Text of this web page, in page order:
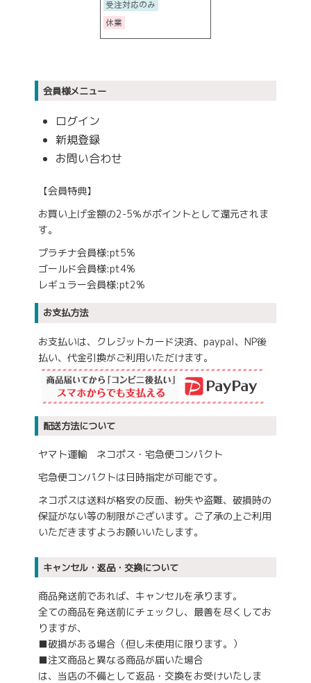
会員様メニュー
ログイン
新規登録
お問い合わせ
【会員特典】
お買い上げ金額の2-5％がポイントとして還元されま
す。
プラチナ会員様:pt5%
ゴールド会員様:pt4%
レギュラー会員様:pt2%
お支払方法
お支払いは、クレジットカード決済、paypal、NP後
払い、代金引換がご利用いただけます。
配送方法について
ヤマト運輸 ネコポス・宅急便コンパクト
宅急便コンパクトは日時指定が可能です。
ネコポスは送料が格安の反面、紛失や盗難、破損時の
保証がない等の制限がございます。ご了承の上ご利用
いただきますようお願いいたします。
キャンセル・返品・交換について
商品発送前であれば、キャンセルを承ります。
全ての商品を発送前にチェックし、最善を尽くしてお
りますが、
■破損がある場合（但し未使用に限ります。）
■注文商品と異なる商品が届いた場合
は、当店の不備として返品・交換をお受けいたしま